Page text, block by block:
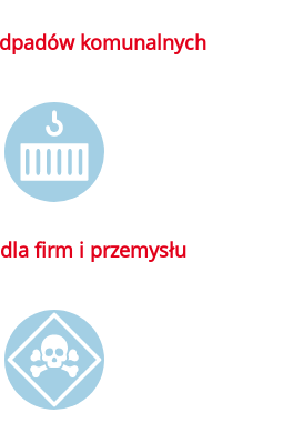
komunalnych
firm i przemysłu